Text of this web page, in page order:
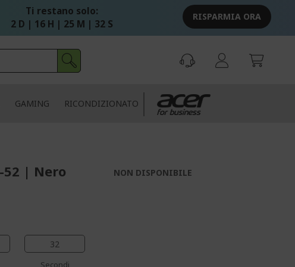
Ti restano solo:
2 D | 16 H | 25 M | 31 S
RISPARMIA ORA
GAMING RICONDIZIONATO
52 | Nero
32
Secondi
NON DISPONIBILE